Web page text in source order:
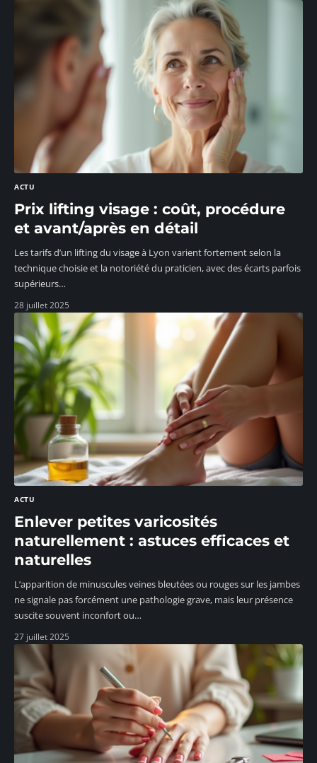
ACTU
Prix lifting visage : coût, procédure
et avant/après en détail
Les tarifs d’un lifting du visage à Lyon varient fortement selon la
technique choisie et la notoriété du praticien, avec des écarts parfois
supérieurs…
28 juillet 2025
ACTU
Enlever petites varicosités
naturellement : astuces efficaces et
naturelles
L’apparition de minuscules veines bleutées ou rouges sur les jambes
ne signale pas forcément une pathologie grave, mais leur présence
suscite souvent inconfort ou…
27 juillet 2025